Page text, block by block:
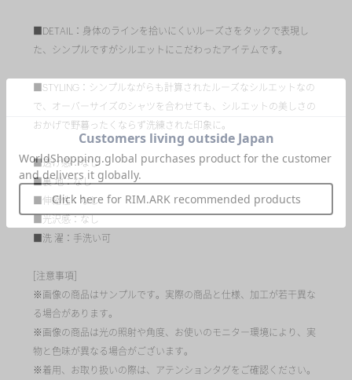
■DETAIL：身体のラインを拾いにくいルーズさをタックで表現し
た、シンプルですがシルエットにこだわったアイテムです。
■STYLING：シンプルながらも計算されたルーズなシルエットなの
で、オーバーサイズのシャツを合わせても、シルエットの美しさの
おかげで野暮ったくならず洗練された印象に。
■透け感：なし
■裏 地：なし
■伸縮性：なし
■光沢感：なし
■洗 濯：手洗い可
[注意事項]
※画像の商品はサンプルです。実際の商品と仕様、加工が若干異な
る場合があります。
※画像の商品は光の照射や角度、お使いのモニター環境により、実
物と色味が異なる場合がございます。
※着用、お取り扱いの際は、アテンションタグをご確認ください。